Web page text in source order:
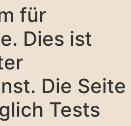
für
Dies ist
Die Seite
Tests